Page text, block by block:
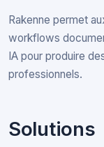
Rakenne permet
workflows
IA pour produire
professionnels.
Solutions